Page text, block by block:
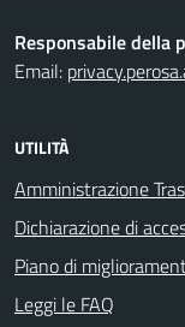
Responsabile della
Email:
UTILITÀ
Amministrazione
Dichiarazione di
Piano di
Leggi le FAQ